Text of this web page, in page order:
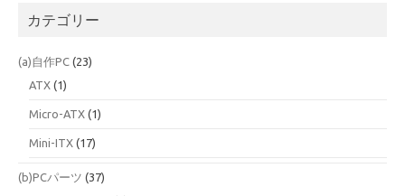
カテゴリー
(a)自作PC (23)
ATX (1)
Micro-ATX (1)
Mini-ITX (17)
(b)PCパーツ (37)